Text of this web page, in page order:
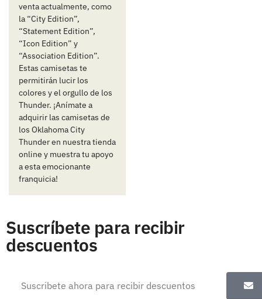
venta actualmente, como
la “City Edition”,
“Statement Edition”,
“Icon Edition” y
“Association Edition”.
Estas camisetas te
permitirán lucir los
colores y el orgullo de los
Thunder. ¡Anímate a
adquirir las camisetas de
los Oklahoma City
Thunder en nuestra tienda
online y muestra tu apoyo
a esta emocionante
franquicia!
Suscríbete para recibir
descuentos